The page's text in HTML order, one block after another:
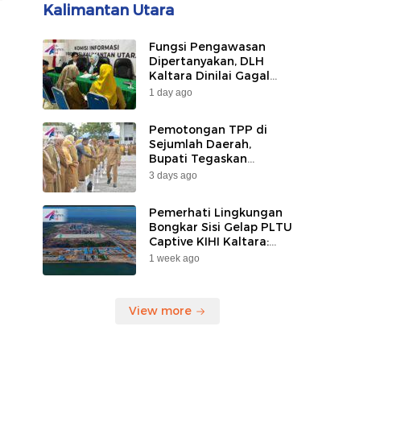
Kalimantan Utara
Fungsi Pengawasan
Dipertanyakan, DLH
Kaltara Dinilai Gagal
Awasi PLTU Captive dan
1 day ago
Pemotongan TPP di
Sejumlah Daerah,
Bupati Tegaskan
Bulungan Belum
3 days ago
Pemerhati Lingkungan
Bongkar Sisi Gelap PLTU
Captive KIHI Kaltara:
“Industri Hijau Hanya
1 week ago
View more